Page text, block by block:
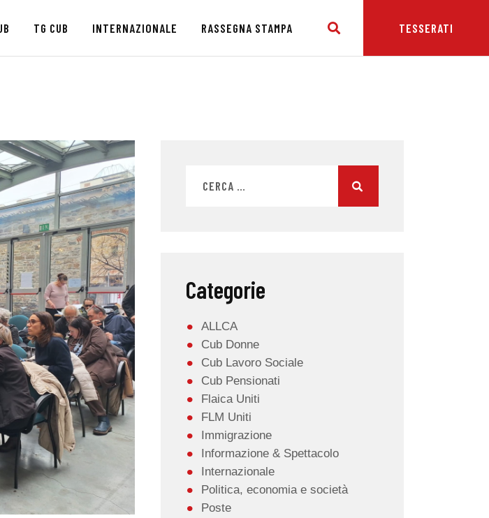
TG CUB INTERNAZIONALE RASSEGNA STAMPA TESSERATI
Categorie
ALLCA
Cub Donne
Cub Lavoro Sociale
Cub Pensionati
Flaica Uniti
FLM Uniti
Immigrazione
Informazione & Spettacolo
Internazionale
Politica, economia e società
Poste